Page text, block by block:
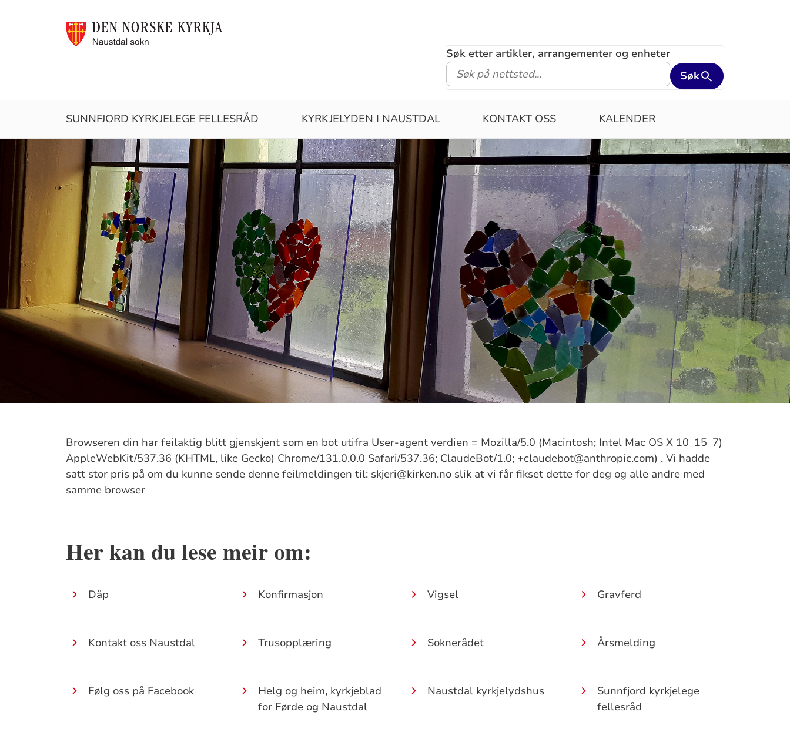
Søk etter artikler, arrangementer og enheter
Søk
Naustdal
sokn
SUNNFJORD KYRKJELEGE FELLESRÅD KYRKJELYDEN I NAUSTDAL KONTAKT OSS KALENDER
Browseren din har feilaktig blitt gjenskjent som en bot utifra User-agent verdien = Mozilla/5.0 (Macintosh; Intel Mac OS X 10_15_7)
AppleWebKit/537.36 (KHTML, like Gecko) Chrome/131.0.0.0 Safari/537.36; ClaudeBot/1.0; +claudebot@anthropic.com) . Vi hadde
satt stor pris på om du kunne sende denne feilmeldingen til: skjeri@kirken.no slik at vi får fikset dette for deg og alle andre med
samme browser
Her kan du lese meir om:
Dåp Konfirmasjon Vigsel Gravferd
Kontakt oss Naustdal Trusopplæring Soknerådet Årsmelding
Følg oss på Facebook
Helg og heim, kyrkjeblad
for Førde og Naustdal
Naustdal kyrkjelydshus
Sunnfjord kyrkjelege
fellesråd